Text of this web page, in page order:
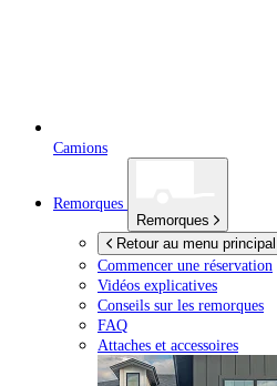
Camions
Remorques
Remorques
Retour au menu principal
Commencer une réservation
Vidéos explicatives
Conseils sur les remorques
FAQ
Attaches et accessoires